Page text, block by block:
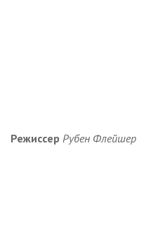
Режиссер Рубен Флейшер